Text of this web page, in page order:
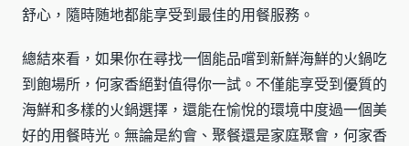
舒心，隨時随地都能享受到最佳的用餐服務。
總結來看，如果你在尋找一個能品嚐到新鮮海鮮的火鍋吃
到飽場所，何家香絕對值得你一試。不僅能享受到優質的
海鮮和多樣的火鍋選擇，還能在愉悅的環境中度過一個美
好的用餐時光。無論是約會、聚餐還是家庭聚會，何家香